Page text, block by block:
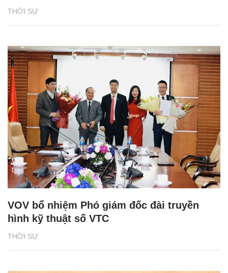
THỜI SỰ
THỜI SỰ
VOV bổ nhiệm Phó giám đốc đài truyền
hình kỹ thuật số VTC